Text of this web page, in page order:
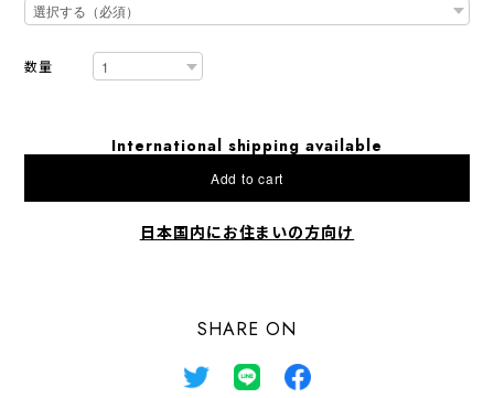
数量
International shipping available
Add to cart
日本国内にお住まいの方向け
SHARE ON